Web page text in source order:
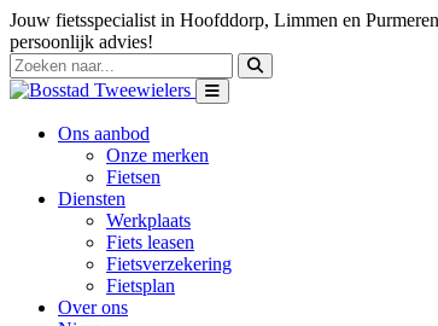
Jouw fietsspecialist in Hoofddorp, Limmen en
persoonlijk advies!
Ons aanbod
Onze merken
Fietsen
Diensten
Werkplaats
Fiets leasen
Fietsverzekering
Fietsplan
Over ons